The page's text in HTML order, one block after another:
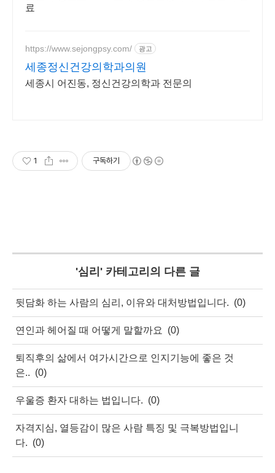
료
https://www.sejongpsy.com/ 광고
세종정신건강의학과의원
세종시 어진동, 정신건강의학과 전문의
1 구독하기
'심리 ' 카테고리의 다른 글
뒷담화 하는 사람의 심리, 이유와 대처방법입니다. (0)
연인과 헤어질 때 어떻게 말할까요 (0)
퇴직후의 삶에서 여가시간으로 인지기능에 좋은 것
은.. (0)
우울증 환자 대하는 법입니다. (0)
자격지심, 열등감이 많은 사람 특징 및 극복방법입니
다. (0)